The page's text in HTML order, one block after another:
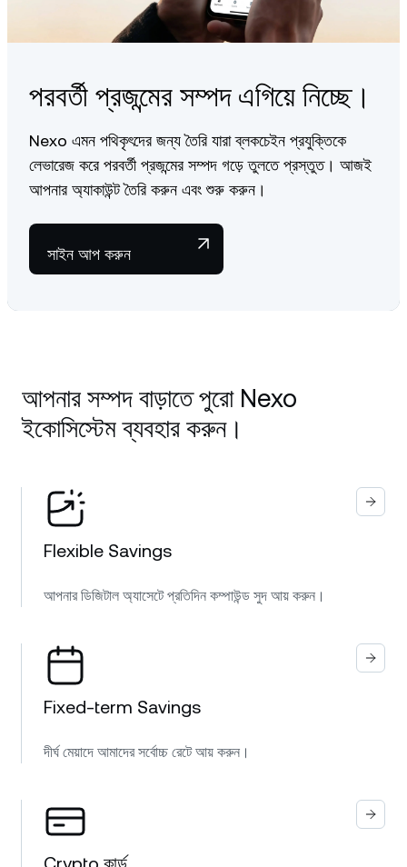
You can learn more about our fundamentals here.
পরবর্তী প্রজন্মের সম্পদ এগিয়ে নিচ্ছে।
Nexo এমন পথিকৃৎদের জন্য তৈরি যারা ব্লকচেইন প্রযুক্তিকে
লেভারেজ করে পরবর্তী প্রজন্মের সম্পদ গড়ে তুলতে প্রস্তুত। আজই
আপনার অ্যাকাউন্ট তৈরি করুন এবং শুরু করুন।
সাইন আপ করুন
আপনার সম্পদ বাড়াতে পুরো Nexo
ইকোসিস্টেম ব্যবহার করুন।
Flexible Savings
আপনার ডিজিটাল অ্যাসেটে প্রতিদিন কম্পাউন্ড সুদ আয় করুন।
Fixed-term Savings
দীর্ঘ মেয়াদে আমাদের সর্বোচ্চ রেটে আয় করুন।